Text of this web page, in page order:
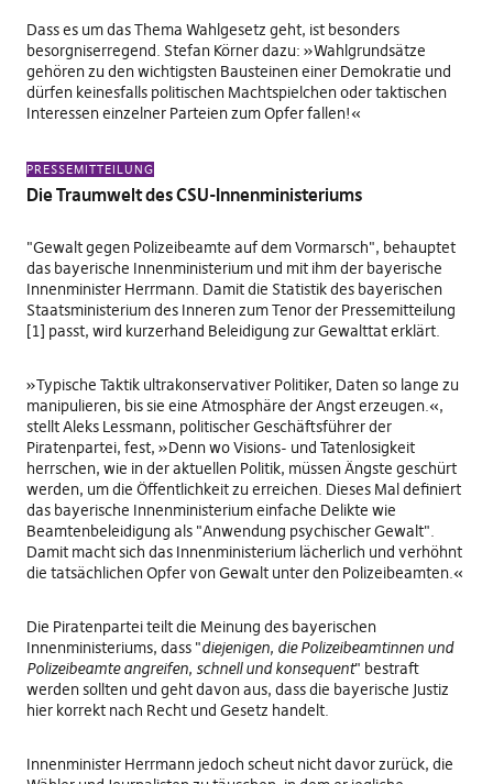
Dass es um das Thema Wahlgesetz geht, ist besonders
besorgniserregend. Stefan Körner dazu: »Wahlgrundsätze
gehören zu den wichtigsten Bausteinen einer Demokratie und
dürfen keinesfalls politischen Machtspielchen oder taktischen
Interessen einzelner Parteien zum Opfer fallen!«
PRESSEMITTEILUNG
Die Traumwelt des CSU-Innenministeriums
"Gewalt gegen Polizeibeamte auf dem Vormarsch", behauptet
das bayerische Innenministerium und mit ihm der bayerische
Innenminister Herrmann. Damit die Statistik des bayerischen
Staatsministerium des Inneren zum Tenor der Pressemitteilung
[1] passt, wird kurzerhand Beleidigung zur Gewalttat erklärt.
»Typische Taktik ultrakonservativer Politiker, Daten so lange zu
manipulieren, bis sie eine Atmosphäre der Angst erzeugen.«,
stellt Aleks Lessmann, politischer Geschäftsführer der
Piratenpartei, fest, »Denn wo Visions- und Tatenlosigkeit
herrschen, wie in der aktuellen Politik, müssen Ängste geschürt
werden, um die Öffentlichkeit zu erreichen. Dieses Mal definiert
das bayerische Innenministerium einfache Delikte wie
Beamtenbeleidigung als "Anwendung psychischer Gewalt".
Damit macht sich das Innenministerium lächerlich und verhöhnt
die tatsächlichen Opfer von Gewalt unter den Polizeibeamten.«
Die Piratenpartei teilt die Meinung des bayerischen
Innenministeriums, dass "diejenigen, die Polizeibeamtinnen und
Polizeibeamte angreifen, schnell und konsequent" bestraft
werden sollten und geht davon aus, dass die bayerische Justiz
hier korrekt nach Recht und Gesetz handelt.
Innenminister Herrmann jedoch scheut nicht davor zurück, die